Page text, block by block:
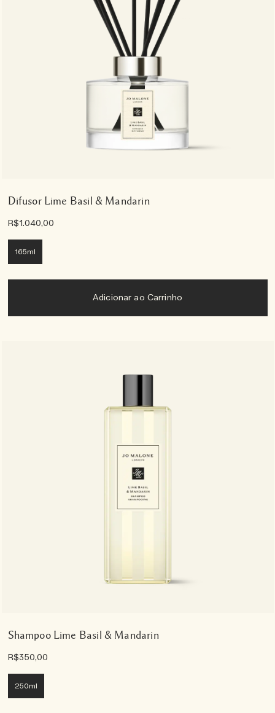
Difusor Lime Basil & Mandarin
R$1.040,00
165ml
Adicionar ao Carrinho
Shampoo Lime Basil & Mandarin
R$350,00
250ml